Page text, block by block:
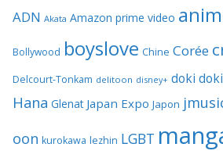
ADN Akata Amazon prime video
Bollywood boyslove Chine Corée
Delcourt-Tonkam delitoon disney+ doki doki
Hana Glenat Japan Expo Japon
oon kurokawa lezhin LGBT